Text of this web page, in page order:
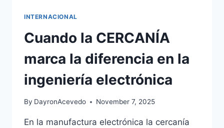
INTERNACIONAL
Cuando la CERCANÍA
marca la diferencia en la
ingeniería electrónica
By DayronAcevedo November 7, 2025
En la manufactura electrónica la cercanía